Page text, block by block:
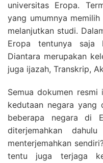
universitas Eropa.
yang umumnya
melanjutkan studi.
Eropa tentunya saja
Diantara merupakan
juga ijazah, Transkrip,
Semua dokumen
kedutaan negara yang
beberapa negara di
diterjemahkan
menterjemahkan
tentu juga terjaga